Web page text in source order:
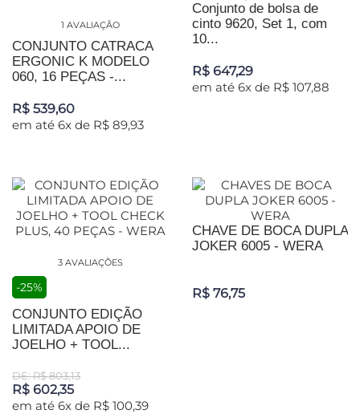
1 AVALIAÇÃO
CONJUNTO CATRACA
ERGONIC K MODELO
060, 16 PEÇAS -...
R$ 539,60
em até 6x de R$ 89,93
Conjunto de bolsa de
cinto 9620, Set 1, com
10...
R$ 647,29
em até 6x de R$ 107,88
3 AVALIAÇÕES
-25%
CONJUNTO EDIÇÃO
LIMITADA APOIO DE
JOELHO + TOOL...
DE: R$ 803,13
R$ 602,35
em até 6x de R$ 100,39
CHAVE DE BOCA DUPLA
JOKER 6005 - WERA
R$ 76,75